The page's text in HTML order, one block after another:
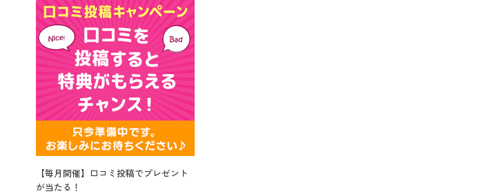
【毎月開催】口コミ投稿でプレゼント
が当たる！